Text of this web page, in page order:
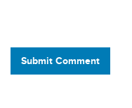
Submit Comment